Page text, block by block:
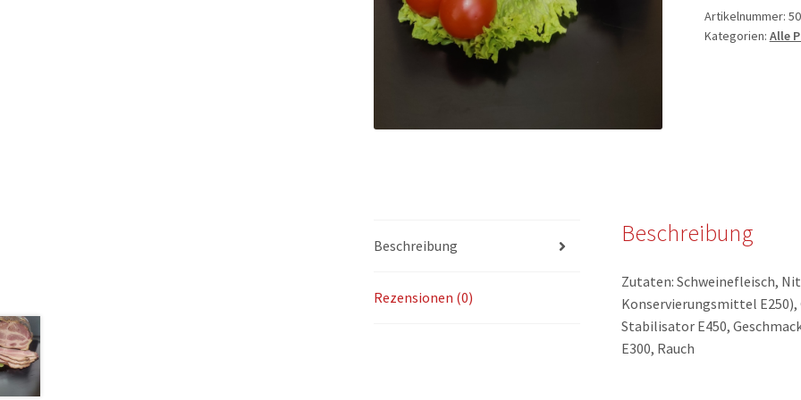
Artikelnummer: 50
Kategorien: Alle
Beschreibung
Rezensionen (0)
Beschreibung
Zutaten: Schweinefleisch,
Konservierungsmittel
Stabilisator E450,
E300, Rauch